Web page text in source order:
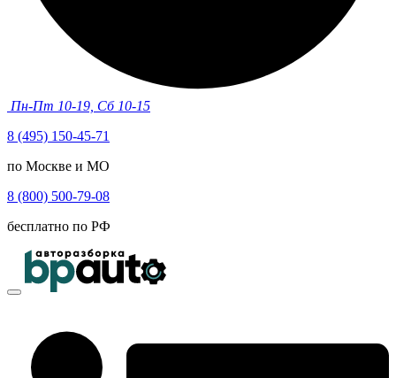
Пн-Пт 10-19, Сб 10-15
8 (495) 150-45-71
по Москве и МО
8 (800) 500-79-08
бесплатно по РФ